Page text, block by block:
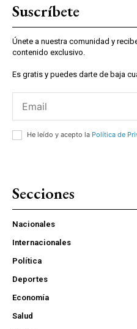
Suscríbete
Únete a nuestra comunidad y
contenido exclusivo.
Es gratis y puedes darte de baja
He leído y acepto la Política de
Secciones
Nacionales
Internacionales
Política
Deportes
Economía
Salud